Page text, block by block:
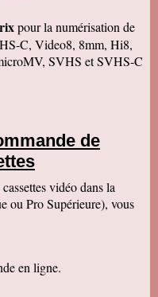
vous remercie
laquelle vous avez
votre travail.
visonnage de
le disque dur.
pour la numérisation de
C, Video8, 8mm, Hi8,
SVHS et SVHS-C
de
vidéo dans la
ou Pro Supérieure), vous
en ligne.